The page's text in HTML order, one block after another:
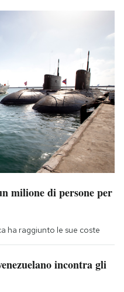
milione di persone per
ha raggiunto le sue coste
incontra gli